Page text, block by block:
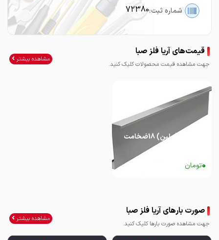
شماره ثبت:72380
قیمت‌های آریا فلز صبا
جهت مشاهده قیمت محصولات کلیک کنید.
مشاهده بیشتر
پروفیل z (پرلین) 18ضخامت
0تومان
صورت بارهای آریا فلز صبا
جهت مشاهده صورت بارها کلیک کنید.
مشاهده بیشتر